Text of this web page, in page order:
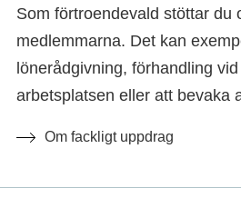
Som förtroendevald stöttar du
medlemmarna. Det kan
lönerådgivning, förhandling
arbetsplatsen eller att bevaka
Om fackligt uppdrag